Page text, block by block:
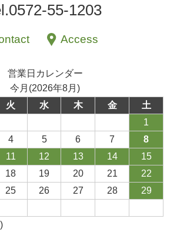
55-1203
Access
営業日カレンダー
今月(2026年8月)
火 水 木 金
土
1
4 5 6 7
8
11 12 13 14
15
18 19 20 21
22
25 26 27 28
29